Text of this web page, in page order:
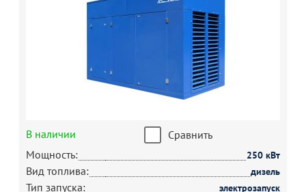
В наличии
Сравнить
Мощность:
250 кВт
Вид топлива: дизель
Тип запуска: электрозапуск